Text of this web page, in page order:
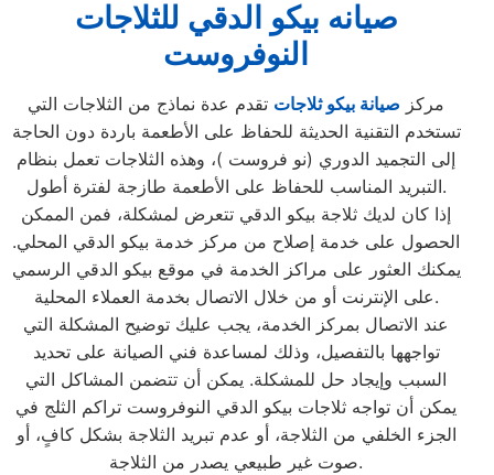
صيانه بيكو الدقي للثلاجات
النوفروست
مركز صيانة بيكو ثلاجات تقدم عدة نماذج من الثلاجات التي
تستخدم التقنية الحديثة للحفاظ على الأطعمة باردة دون الحاجة
إلى التجميد الدوري (نو فروست )، وهذه الثلاجات تعمل بنظام
التبريد المناسب للحفاظ على الأطعمة طازجة لفترة أطول.
إذا كان لديك ثلاجة بيكو الدقي تتعرض لمشكلة، فمن الممكن
الحصول على خدمة إصلاح من مركز خدمة بيكو الدقي المحلي.
يمكنك العثور على مراكز الخدمة في موقع بيكو الدقي الرسمي
على الإنترنت أو من خلال الاتصال بخدمة العملاء المحلية.
عند الاتصال بمركز الخدمة، يجب عليك توضيح المشكلة التي
تواجهها بالتفصيل، وذلك لمساعدة فني الصيانة على تحديد
السبب وإيجاد حل للمشكلة. يمكن أن تتضمن المشاكل التي
يمكن أن تواجه ثلاجات بيكو الدقي النوفروست تراكم الثلج في
الجزء الخلفي من الثلاجة، أو عدم تبريد الثلاجة بشكل كافٍ، أو
صوت غير طبيعي يصدر من الثلاجة.